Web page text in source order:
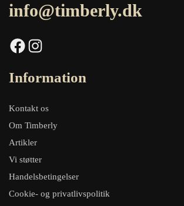
info@timberly.dk
Facebook Instagram
Information
Kontakt os
Om Timberly
Artikler
Vi støtter
Handelsbetingelser
Cookie- og privatlivspolitik